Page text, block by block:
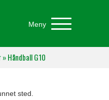
Meny
»Håndball G10
sted.